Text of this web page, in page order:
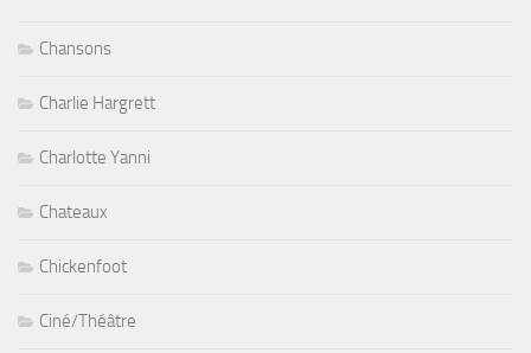
Chansons
Charlie Hargrett
Charlotte Yanni
Chateaux
Chickenfoot
Ciné/Théâtre